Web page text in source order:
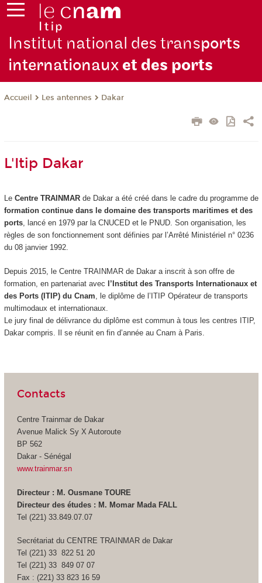
Institut national des transports
internationauxet des ports
Accueil Les antennes Dakar
L'Itip Dakar
Le Centre TRAINMAR de Dakar a été créé dans le cadre du programme de
formation continue dans le domaine des transports maritimes et des
ports, lancé en 1979 par la CNUCED et le PNUD. Son organisation, les
règles de son fonctionnement sont définies par l’Arrêté Ministériel n° 0236
du 08 janvier 1992.
Depuis 2015, le Centre TRAINMAR de Dakar a inscrit à son offre de
formation, en partenariat avec
l’Institut des Transports Internationaux et
des Ports (ITIP) du Cnam , le diplôme de l’ITIP Opérateur de transports
multimodaux et internationaux.
Le jury final de délivrance du diplôme est commun à tous les centres ITIP,
Dakar compris. Il se réunit en fin d’année au Cnam à Paris.
Contacts
Centre Trainmar de Dakar
Avenue Malick Sy X Autoroute
BP 562
Dakar - Sénégal
www.trainmar.sn
Directeur : M. Ousmane TOURE
Directeur des études : M. Momar Mada FALL
Tel (221) 33.849.07.07
Secrétariat du CENTRE TRAINMAR de Dakar
Tel (221) 33 822 51 20
Tel (221) 33 849 07 07
Fax : (221) 33 823 16 59